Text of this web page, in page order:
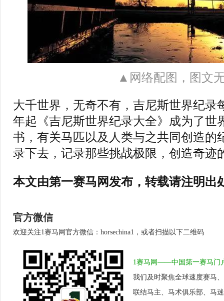
▲网络配图，图文
大千世界，无奇不有，吉尼斯世界纪录
年起《吉尼斯世界纪录大全》成为了世
书，有关马匹以及人类与之共同创造的
录下去，记录那些挑战极限，创造奇迹
本文由第一赛马网发布，转载请注明出
官方微信
欢迎关注1赛马网官方微信：horsechina1，或者扫描以下二维码
1赛马网——中国第一赛马门
我们及时聚焦全球速度赛马
联结马主、马术俱乐部、马